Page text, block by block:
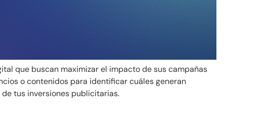
que buscan maximizar el impacto de sus campañas
o contenidos para identificar cuáles generan
tus inversiones publicitarias.